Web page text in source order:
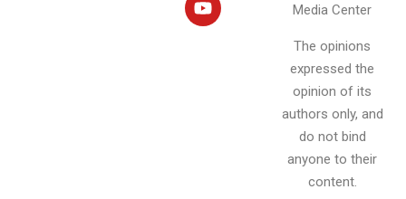
Media Center
The opinions
expressed the
opinion of its
authors only, and
do not bind
anyone to their
content.